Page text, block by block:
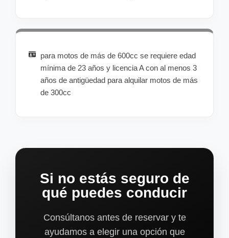
para motos de más de 600cc se requiere edad
mínima de 23 años y licencia A con al menos 3
años de antigüedad para alquilar motos de más
de 300cc
Si no estás seguro de
qué puedes conducir
Consúltanos antes de reservar y te
ayudamos a elegir una opción que